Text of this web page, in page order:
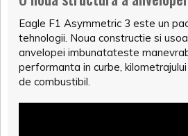
Eagle F1 Asymmetric 3 este un
tehnologii. Noua constructie si
anvelopei imbunatateste
performanta in curbe,
de combustibil.